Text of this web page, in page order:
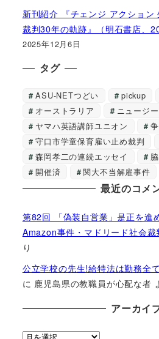
新刊紹介 『チェンジ アクション
裁判30年の軌跡』（明石書店、
2025年12月6日
タグ
ASU-NETつどい pickup
オーストラリア
ニュージ
ヤマハ英語講師ユニオン
守口市学童保育雇い止め裁判
森岡孝二の連続エッセイ
開催済
関大不当解雇事件
最近のコメ
第82回 「偽装自営業」是正を進
Amazon事件・マドリード社会裁
り
公立学校の先生!給特法は勤務全
に 鹿児島県の教職員が心配な者
アーカイ
ア